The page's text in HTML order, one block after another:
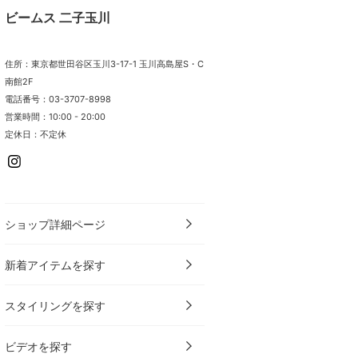
ビームス 二子玉川
住所：東京都世田谷区玉川3-17-1 玉川高島屋S・C
南館2F
電話番号：03-3707-8998
営業時間：10:00 - 20:00
定休日：不定休
ショップ詳細ページ
新着アイテムを探す
スタイリングを探す
ビデオを探す